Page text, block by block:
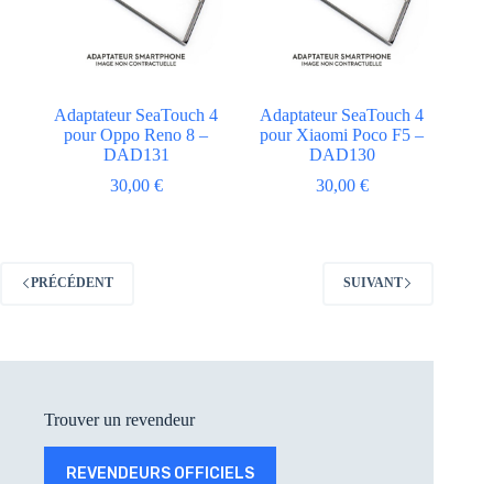
Adaptateur SeaTouch 4
pour Oppo Reno 8 –
DAD131
30,00 €
Adaptateur SeaTouch 4
pour Xiaomi Poco F5 –
DAD130
30,00 €
PRÉCÉDENT SUIVANT
Trouver un revendeur
REVENDEURS OFFICIELS